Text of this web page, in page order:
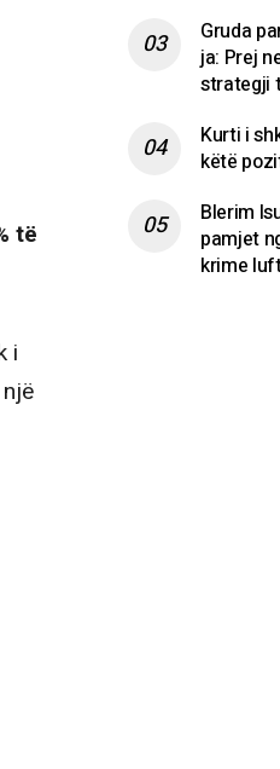
të
i
Gruda
ja: Prej
strategji
Kurti i
këtë
Blerim
pamjet
krime